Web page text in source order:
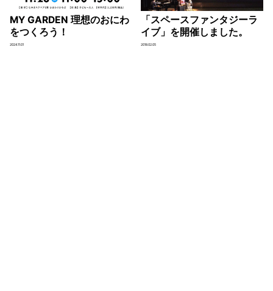
MY GARDEN 理想のおにわ
をつくろう！
2024.11.01
「スペースファンタジーラ
イブ」を開催しました。
2018.02.05